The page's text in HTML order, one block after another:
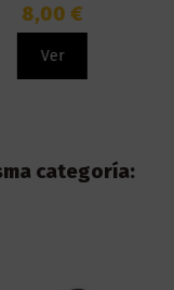
8,00 €
Ver
categoría: